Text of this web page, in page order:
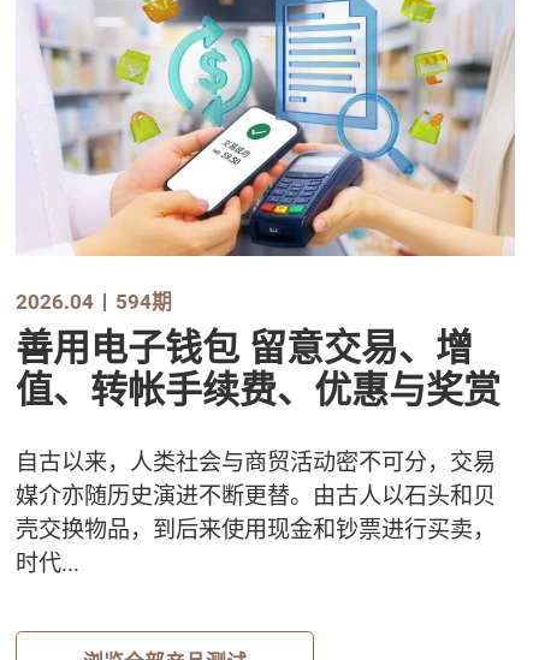
2026.04 594期
善用电子钱包 留意交易、增
值、转帐手续费、优惠与奖赏
自古以来，人类社会与商贸活动密不可分，交易
媒介亦随历史演进不断更替。由古人以石头和贝
壳交换物品，到后来使用现金和钞票进行买卖，
时代...